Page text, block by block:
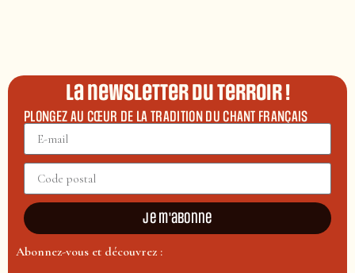
La newsletter du terroir !
PLONGEZ AU CŒUR DE LA TRADITION DU CHANT FRANÇAIS
Je m'abonne
Abonnez-vous et découvrez :